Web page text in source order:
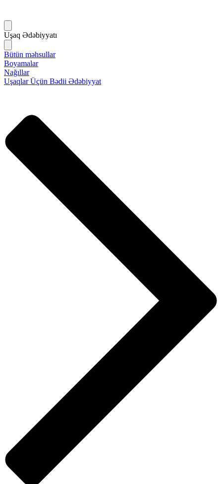
Uşaq Ədəbiyyatı
Bütün məhsullar
Boyamalar
Nağıllar
Uşaqlar Üçün Bədii Ədəbiyyat